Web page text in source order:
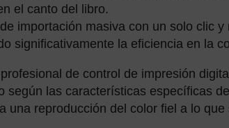
el canto del libro.
importación masiva con un solo clic
significativamente la eficiencia en la
de control de impresión
según las características específicas
una reproducción del color fiel a lo